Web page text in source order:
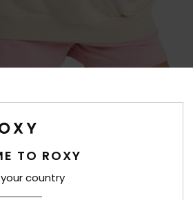
TO ROXY
country